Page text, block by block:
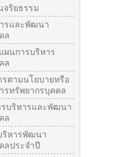
จริยธรรม
รและพัฒนา
ล
ผนการบริหาร
ล
รตามนโยบายหรือ
รทรัพยากรบุคคล
บริหารและพัฒนา
ล
ริหารพัฒนา
ลประจำปี